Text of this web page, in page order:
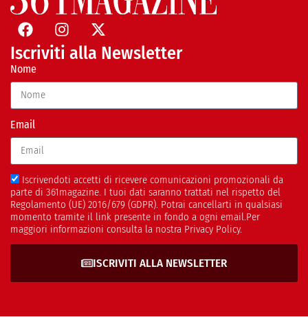
Iscriviti alla Newsletter
Nome
Email
Iscrivendoti accetti di ricevere comunicazioni promozionali da
parte di 361magazine. I tuoi dati saranno trattati nel rispetto del
Regolamento (UE) 2016/679 (GDPR). Potrai cancellarti in qualsiasi
momento tramite il link presente in fondo a ogni email.Per
maggiori informazioni consulta la nostra Privacy Policy.
ISCRIVITI ALLA NEWSLETTER